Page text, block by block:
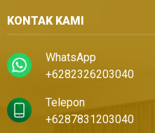
KONTAK KAMI
WhatsApp
+6282326203040
Telepon
+6287831203040